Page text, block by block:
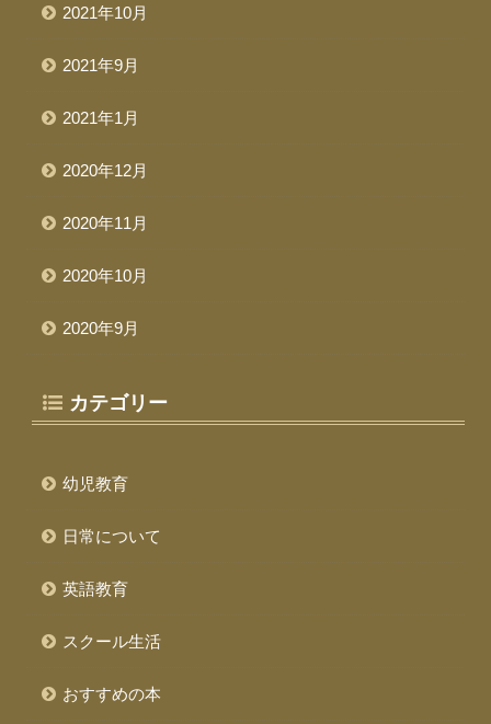
2021年10月
2021年9月
2021年1月
2020年12月
2020年11月
2020年10月
2020年9月
カテゴリー
幼児教育
日常について
英語教育
スクール生活
おすすめの本